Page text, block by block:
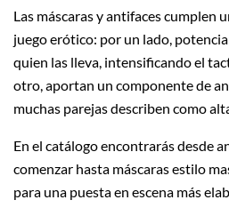
Las máscaras y antifaces cumplen
juego erótico: por un lado,
quien las lleva, intensificando el
otro, aportan un componente de
muchas parejas describen como
En el catálogo encontrarás desde
comenzar hasta máscaras estilo
para una puesta en escena más